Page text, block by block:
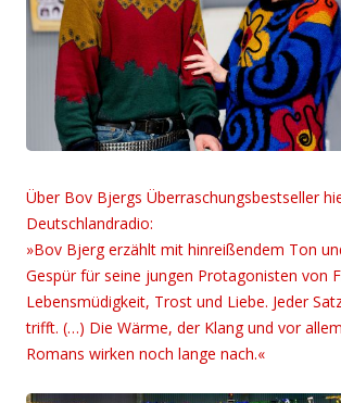
Über Bov Bjergs Überraschungsbestseller
Deutschlandradio:
»Bov Bjerg erzählt mit hinreißendem Ton
Gespür für seine jungen Protagonisten von
Lebensmüdigkeit, Trost und Liebe. Jeder
trifft. (…) Die Wärme, der Klang und vor
Romans wirken noch lange nach.«